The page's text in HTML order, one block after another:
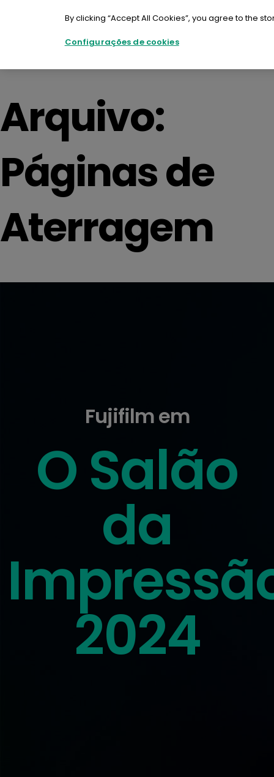
Entrar em contacto
Arquivo:
Páginas de
Aterragem
Fujifilm em
O Salão
da
2024
By clicking “Accept All Cookies”, you agree to the
Configurações de cookies